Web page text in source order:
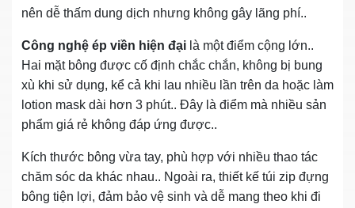
nên dễ thấm dung dịch nhưng không gây lãng phí..
Công nghệ ép viền hiện đại là một điểm cộng lớn..
Hai mặt bông được cố định chắc chắn, không bị bung
xù khi sử dụng, kể cả khi lau nhiều lần trên da hoặc làm
lotion mask dài hơn 3 phút.. Đây là điểm mà nhiều sản
phẩm giá rẻ không đáp ứng được..
Kích thước bông vừa tay, phù hợp với nhiều thao tác
chăm sóc da khác nhau.. Ngoài ra, thiết kế túi zip đựng
bông tiện lợi, đảm bảo vệ sinh và dễ mang theo khi đi